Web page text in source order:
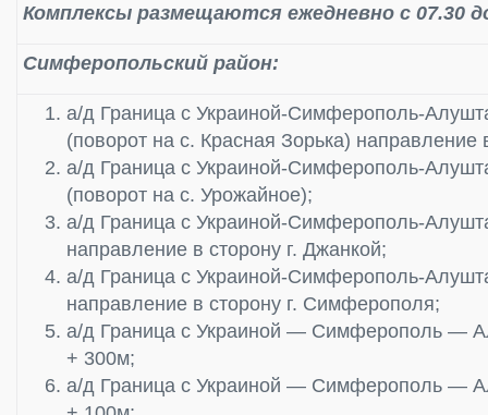
Комплексы размещаются ежедневно с 07.30
Симферопольский район:
а/д Граница с Украиной-Симферополь-
(поворот на с. Красная Зорька) направление
а/д Граница с Украиной-Симферополь-
(поворот на с. Урожайное);
а/д Граница с Украиной-Симферополь-
направление в сторону г. Джанкой;
а/д Граница с Украиной-Симферополь-
направление в сторону г. Симферополя;
а/д Граница с Украиной — Симферополь —
+ 300м;
а/д Граница с Украиной — Симферополь —